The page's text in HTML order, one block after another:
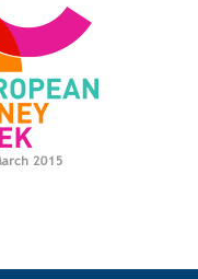
IEF
NOSOTROS